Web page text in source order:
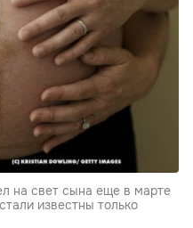
на свет сына еще в марте
известны только